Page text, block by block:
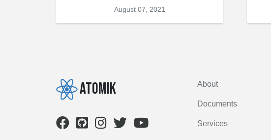
August 07, 2021
Atomik About
Documents
Services